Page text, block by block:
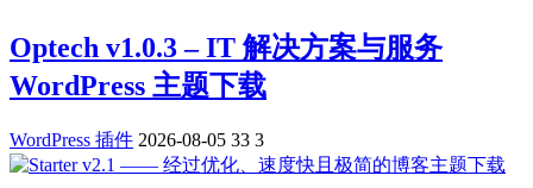
Optech v1.0.3 – IT 解决方案与服务
WordPress 主题下载
WordPress 插件 2026-08-05 33 3